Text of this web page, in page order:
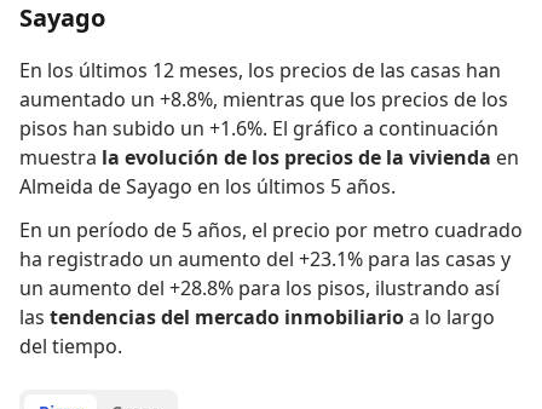
Sayago
En los últimos 12 meses, los precios de las casas han
aumentado un +8.8%, mientras que los precios de los
pisos han subido un +1.6%. El gráfico a continuación
muestra la evolución de los precios de la vivienda en
Almeida de Sayago en los últimos 5 años.
En un período de 5 años, el precio por metro cuadrado
ha registrado un aumento del +23.1% para las casas y
un aumento del +28.8% para los pisos, ilustrando así
las tendencias del mercado inmobiliarioa lo largo
del tiempo.